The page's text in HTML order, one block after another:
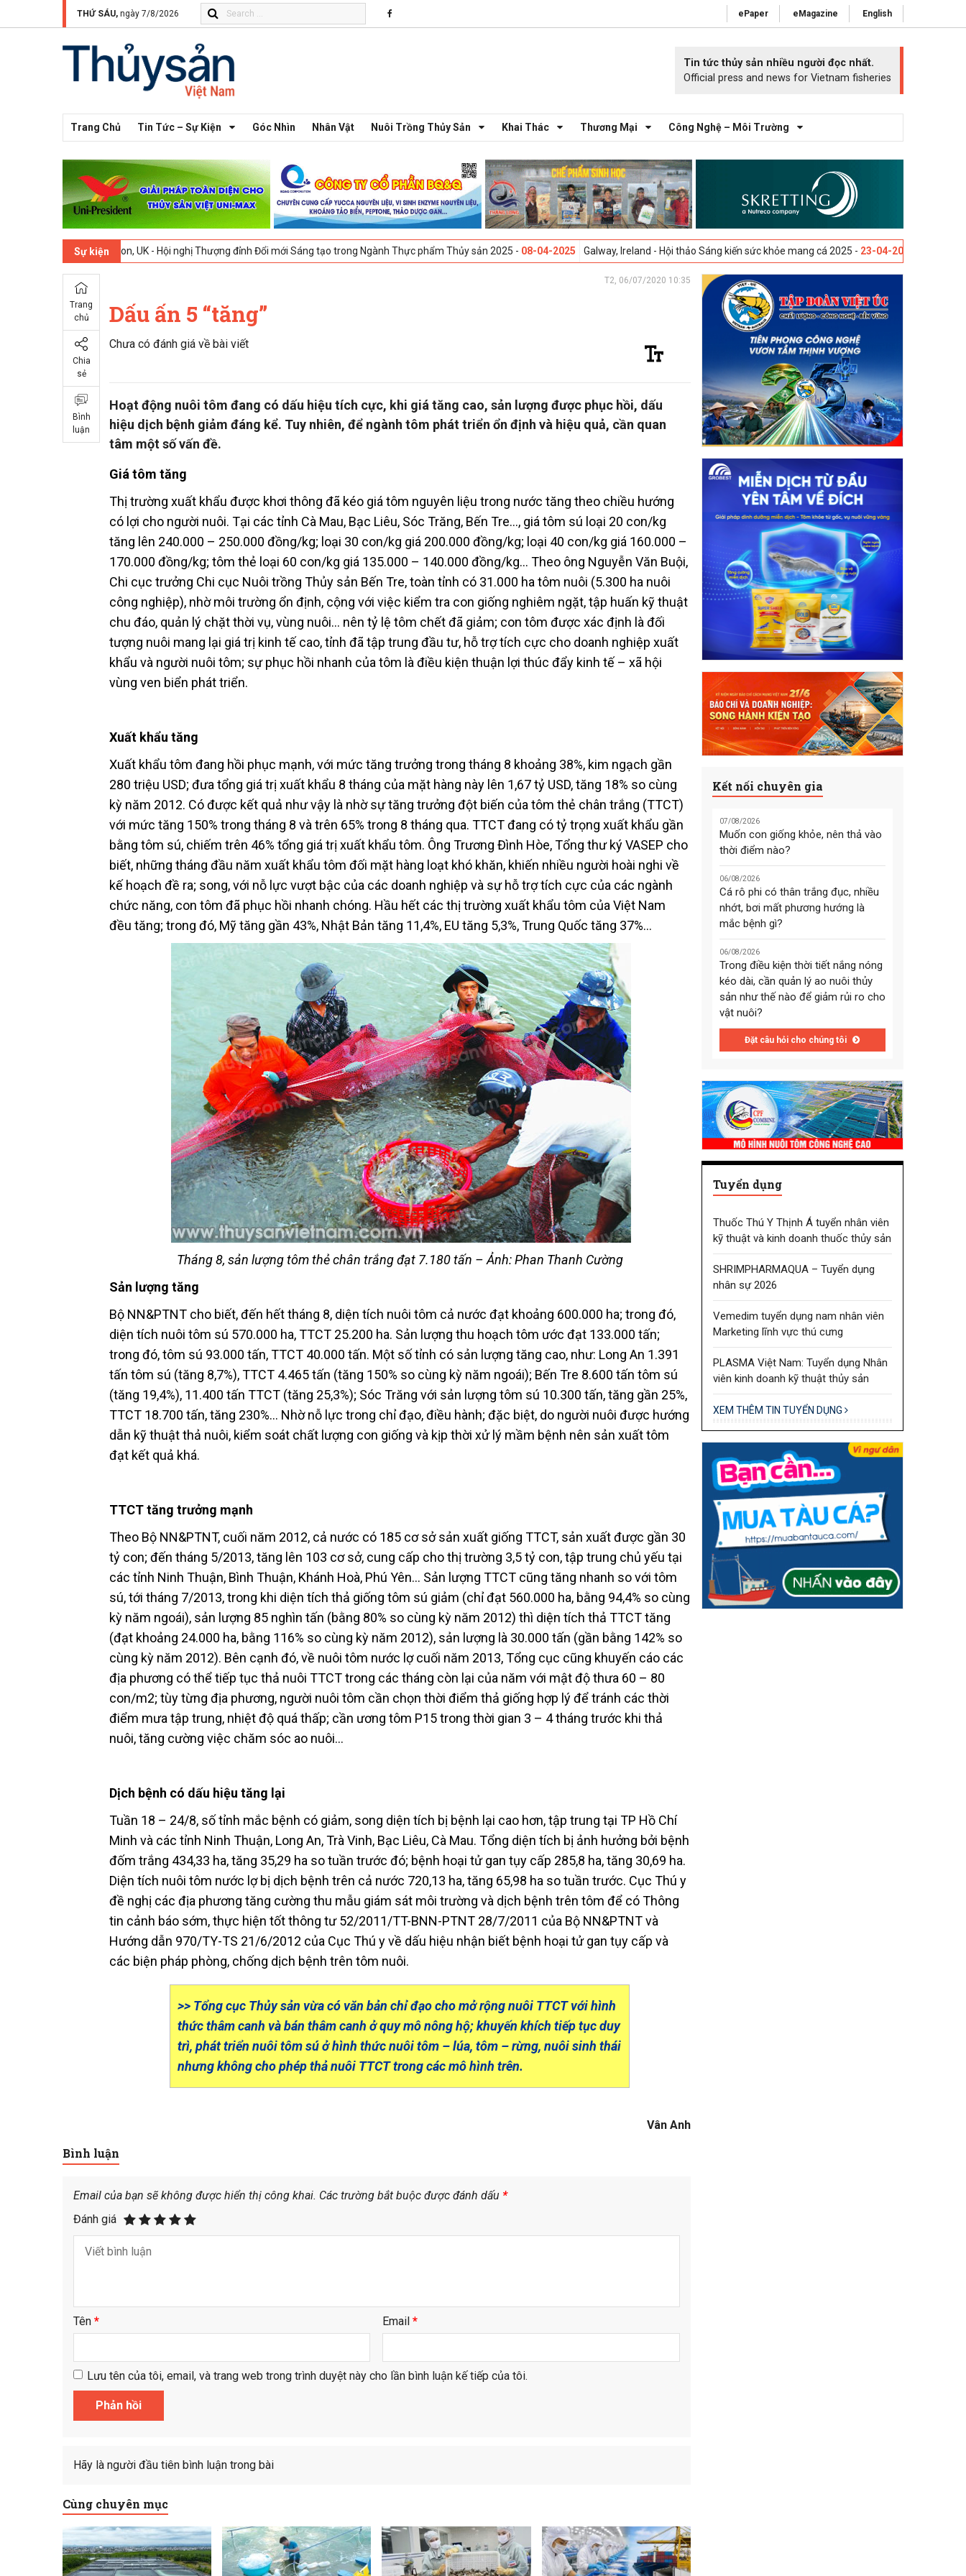
THỨ SÁU, ngày 7/8/2026 ePaper eMagazine English
Tin tức thủy sản nhiều người đọc nhất.
Official press and news for Vietnam fisheries
Trang Chủ Tin Tức – Sự Kiện Góc Nhìn Nhân Vật Nuôi Trồng Thủy Sản Khai Thác Thương Mại Công Nghệ – Môi Trường
Sự kiện
London, UK - Hội nghị Thượng đỉnh Đổi mới Sáng tạo trong Ngành Thực phẩm Thủy sản 2025 -08-04-2025 Galway, Ireland - Hội thảo Sáng kiến sức khỏe mang cá 2025 -23-04-2025 Vigo, Tây Ban Nha -
Trang
chủ
Chia
sẻ
Bình
luận
T2, 06/07/2020 10:35
Dấu ấn 5 “tăng”
Chưa có đánh giá về bài viết
Hoạt động nuôi tôm đang có dấu hiệu tích cực, khi giá tăng cao, sản lượng được phục hồi, dấu
hiệu dịch bệnh giảm đáng kể. Tuy nhiên, để ngành tôm phát triển ổn định và hiệu quả, cần quan
tâm một số vấn đề.
Giá tôm tăng
Thị trường xuất khẩu được khơi thông đã kéo giá tôm nguyên liệu trong nước tăng theo chiều hướng
có lợi cho người nuôi. Tại các tỉnh Cà Mau, Bạc Liêu, Sóc Trăng, Bến Tre…, giá tôm sú loại 20 con/kg
tăng lên 240.000 – 250.000 đồng/kg; loại 30 con/kg giá 200.000 đồng/kg; loại 40 con/kg giá 160.000 –
170.000 đồng/kg; tôm thẻ loại 60 con/kg giá 135.000 – 140.000 đồng/kg… Theo ông Nguyễn Văn Buội,
Chi cục trưởng Chi cục Nuôi trồng Thủy sản Bến Tre, toàn tỉnh có 31.000 ha tôm nuôi (5.300 ha nuôi
công nghiệp), nhờ môi trường ổn định, cộng với việc kiểm tra con giống nghiêm ngặt, tập huấn kỹ thuật
chu đáo, quản lý chặt thời vụ, vùng nuôi… nên tỷ lệ tôm chết đã giảm; con tôm được xác định là đối
tượng nuôi mang lại giá trị kinh tế cao, tỉnh đã tập trung đầu tư, hỗ trợ tích cực cho doanh nghiệp xuất
khẩu và người nuôi tôm; sự phục hồi nhanh của tôm là điều kiện thuận lợi thúc đẩy kinh tế – xã hội
vùng ven biển phát triển.
Xuất khẩu tăng
Xuất khẩu tôm đang hồi phục mạnh, với mức tăng trưởng trong tháng 8 khoảng 38%, kim ngạch gần
280 triệu USD; đưa tổng giá trị xuất khẩu 8 tháng của mặt hàng này lên 1,67 tỷ USD, tăng 18% so cùng
kỳ năm 2012. Có được kết quả như vậy là nhờ sự tăng trưởng đột biến của tôm thẻ chân trắng (TTCT)
với mức tăng 150% trong tháng 8 và trên 65% trong 8 tháng qua. TTCT đang có tỷ trọng xuất khẩu gần
bằng tôm sú, chiếm trên 46% tổng giá trị xuất khẩu tôm. Ông Trương Đình Hòe, Tổng thư ký VASEP cho
biết, những tháng đầu năm xuất khẩu tôm đối mặt hàng loạt khó khăn, khiến nhiều người hoài nghi về
kế hoạch đề ra; song, với nỗ lực vượt bậc của các doanh nghiệp và sự hỗ trợ tích cực của các ngành
chức năng, con tôm đã phục hồi nhanh chóng. Hầu hết các thị trường xuất khẩu tôm của Việt Nam
đều tăng; trong đó, Mỹ tăng gần 43%, Nhật Bản tăng 11,4%, EU tăng 5,3%, Trung Quốc tăng 37%…
Tháng 8, sản lượng tôm thẻ chân trắng đạt 7.180 tấn – Ảnh: Phan Thanh Cường
Sản lượng tăng
Bộ NN&PTNT cho biết, đến hết tháng 8, diện tích nuôi tôm cả nước đạt khoảng 600.000 ha; trong đó,
diện tích nuôi tôm sú 570.000 ha, TTCT 25.200 ha. Sản lượng thu hoạch tôm ước đạt 133.000 tấn;
trong đó, tôm sú 93.000 tấn, TTCT 40.000 tấn. Một số tỉnh có sản lượng tăng cao, như: Long An 1.391
tấn tôm sú (tăng 8,7%), TTCT 4.465 tấn (tăng 150% so cùng kỳ năm ngoái); Bến Tre 8.600 tấn tôm sú
(tăng 19,4%), 11.400 tấn TTCT (tăng 25,3%); Sóc Trăng với sản lượng tôm sú 10.300 tấn, tăng gần 25%,
TTCT 18.700 tấn, tăng 230%… Nhờ nỗ lực trong chỉ đạo, điều hành; đặc biệt, do người nuôi được hướng
dẫn kỹ thuật thả nuôi, kiểm soát chất lượng con giống và kịp thời xử lý mầm bệnh nên sản xuất tôm
đạt kết quả khá.
TTCT tăng trưởng mạnh
Theo Bộ NN&PTNT, cuối năm 2012, cả nước có 185 cơ sở sản xuất giống TTCT, sản xuất được gần 30
tỷ con; đến tháng 5/2013, tăng lên 103 cơ sở, cung cấp cho thị trường 3,5 tỷ con, tập trung chủ yếu tại
các tỉnh Ninh Thuận, Bình Thuận, Khánh Hoà, Phú Yên… Sản lượng TTCT cũng tăng nhanh so với tôm
sú, tới tháng 7/2013, trong khi diện tích thả giống tôm sú giảm (chỉ đạt 560.000 ha, bằng 94,4% so cùng
kỳ năm ngoái), sản lượng 85 nghìn tấn (bằng 80% so cùng kỳ năm 2012) thì diện tích thả TTCT tăng
(đạt khoảng 24.000 ha, bằng 116% so cùng kỳ năm 2012), sản lượng là 30.000 tấn (gần bằng 142% so
cùng kỳ năm 2012). Bên cạnh đó, về nuôi tôm nước lợ cuối năm 2013, Tổng cục cũng khuyến cáo các
địa phương có thể tiếp tục thả nuôi TTCT trong các tháng còn lại của năm với mật độ thưa 60 – 80
con/m2; tùy từng địa phương, người nuôi tôm cần chọn thời điểm thả giống hợp lý để tránh các thời
điểm mưa tập trung, nhiệt độ quá thấp; cần ương tôm P15 trong thời gian 3 – 4 tháng trước khi thả
nuôi, tăng cường việc chăm sóc ao nuôi…
Dịch bệnh có dấu hiệu tăng lại
Tuần 18 – 24/8, số tỉnh mắc bệnh có giảm, song diện tích bị bệnh lại cao hơn, tập trung tại TP Hồ Chí
Minh và các tỉnh Ninh Thuận, Long An, Trà Vinh, Bạc Liêu, Cà Mau. Tổng diện tích bị ảnh hưởng bởi bệnh
đốm trắng 434,33 ha, tăng 35,29 ha so tuần trước đó; bệnh hoại tử gan tụy cấp 285,8 ha, tăng 30,69 ha.
Diện tích nuôi tôm nước lợ bị dịch bệnh trên cả nước 720,13 ha, tăng 65,98 ha so tuần trước. Cục Thú y
đề nghị các địa phương tăng cường thu mẫu giám sát môi trường và dịch bệnh trên tôm để có Thông
tin cảnh báo sớm, thực hiện tốt thông tư 52/2011/TT-BNN-PTNT 28/7/2011 của Bộ NN&PTNT và
Hướng dẫn 970/TY-TS 21/6/2012 của Cục Thú y về dấu hiệu nhận biết bệnh hoại tử gan tụy cấp và
các biện pháp phòng, chống dịch bệnh trên tôm nuôi.
>> Tổng cục Thủy sản vừa có văn bản chỉ đạo cho mở rộng nuôi TTCT với hình
thức thâm canh và bán thâm canh ở quy mô nông hộ; khuyến khích tiếp tục duy
trì, phát triển nuôi tôm sú ở hình thức nuôi tôm – lúa, tôm – rừng, nuôi sinh thái
nhưng không cho phép thả nuôi TTCT trong các mô hình trên.
Vân Anh
Bình luận
Email của bạn sẽ không được hiển thị công khai. Các trường bắt buộc được đánh dấu *
Đánh giá
Tên * Email*
Lưu tên của tôi, email, và trang web trong trình duyệt này cho lần bình luận kế tiếp của tôi.
Hãy là người đầu tiên bình luận trong bài
Cùng chuyên mục
Kết nối chuyên gia
07/08/2026
Muốn con giống khỏe, nên thả vào
thời điểm nào?
06/08/2026
Cá rô phi có thân trắng đục, nhiều
nhớt, bơi mất phương hướng là
mắc bệnh gì?
06/08/2026
Trong điều kiện thời tiết nắng nóng
kéo dài, cần quản lý ao nuôi thủy
sản như thế nào để giảm rủi ro cho
vật nuôi?
Đặt câu hỏi cho chúng tôi
Tuyển dụng
Thuốc Thú Y Thịnh Á tuyển nhân viên
kỹ thuật và kinh doanh thuốc thủy sản
SHRIMPHARMAQUA – Tuyển dụng
nhân sự 2026
Vemedim tuyển dụng nam nhân viên
Marketing lĩnh vực thú cưng
PLASMA Việt Nam: Tuyển dụng Nhân
viên kinh doanh kỹ thuật thủy sản
XEM THÊM TIN TUYỂN DỤNG